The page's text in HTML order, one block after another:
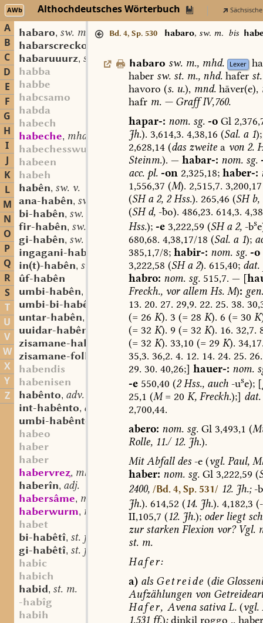
AWb Althochdeutsches Wörterbuch
A
B
C
D
E
F
G
H
I
J
K
L
M
N
O
P
Q
R
S
T
U
V
W
X
Y
Z
habaro, sw. m.
habarscrecko
habaruuurz, st. f.
habba
habbe
habcsamo
habda
habech
habeche, mhd. sw. m.
habechesswum
habeen
habeh
habên, sw. v.
ana-habên, sw. v.
bi-habên, sw. v.
fir-habên, sw. v.
gi-habên, sw. v.
ingagani-habên
in(t)-habên, sw. v.
ûf-habên
umbi-habên,
umbi-bi-habên
untar-habên,
uuidar-habên
zisamane-habên
sw. v.
zisamane-folla-habên,sw. v.
habendis
habenisen
habênto, adv.
int-habênto, adv.
umbi-habênto
habeo
haber
haber
habervre, mhd. st. m.
haberîn, adj.
habersâme, mhd. sw. m.
haberwurm, mhd. st. m.
habet
bi-habêtî, st. f.
gi-habêtî, st. f.
habic
habich
habid, st. m.
-habîg
habih
Bd. 4, Sp. 530 habaro, sw. m. bis
habaro sw. m., mhd. Lexer
haber sw.st.m.,nhd. hafer st.
havoro (s.u.), mnd.hāver(e),
hafr m.—GraffIV,760.
hapar-: nom.sg. -oGl
Jh.). 3,614,3. 4,38,16 (Sal.a1);
2,628,14(das zweitea von2.
Steinm.). — habar-: nom.sg.
acc.pl. -on2,325,18; haber-:
1,556,37 (M). 2,515,7. 3,200,17
(SHa2,2Hss.). 265,46 (SHb,
(SHd,-o). 486,23. 614,3.
Hss.); -e3,222,59 (SHa2,-bs
680,68. 4,38,17/18 (Sal.a1);
385,1,7/8; habir-: nom.sg. -o
3,222,58 (SHa2). 615,40; dat.
habro: nom.sg.515,7. —[
Freckh.,vorallemHs.M): gen.
13. 20. 27. 29,9. 22. 25. 38.
(=26 K). 3 (=28 K). 6 (=30 K
(=32 K). 9 (=32 K). 16. 32,7.
(=32 K). 33,10 (=29 K).
35,3. 36,2. 4. 12. 14. 24. 25. 26.
29. 30. 40,26;] hauer-: nom.
-e550,40 (2Hss.,auch-use);[
25,1 (M=20 K,Freckh.);] dat.
2,700,44.
abero: nom.sg.Gl3,493,1 (
Rolle,11./ 12.Jh.).
MitAbfalldes-e(vgl.Paul,
haber: nom.sg.Gl3,222,59 (
2400, /Bd. 4, Sp. 531/ 12.Jh.;-b
Jh.). 614,52 (14.Jh.). 4,182,3
II,105,7 (12.Jh.); oderliegt
zurstarkenFlexionvor?Vgl.
st.m.
Hafer:
a) als Getreide (die
Aufzählungenvon
Hafer, Avena sativaL.(vgl.
1,531ff.):dinkilroggo ..